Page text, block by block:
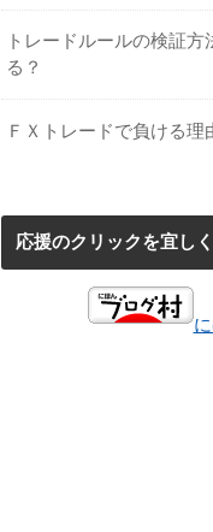
トレードルールの検証
る？
ＦＸトレードで負ける理
応援のクリックを宜し